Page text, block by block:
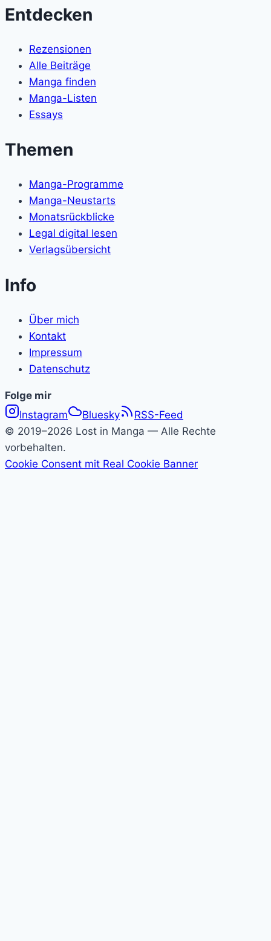
Entdecken
Rezensionen
Alle Beiträge
Manga finden
Manga-Listen
Essays
Themen
Manga-Programme
Manga-Neustarts
Monatsrückblicke
Legal digital lesen
Verlagsübersicht
Info
Über mich
Kontakt
Impressum
Datenschutz
Folge
Lost
in
Manga
Folge mir
Instagram
Bluesky
RSS-Feed
© 2019–2026 Lost in Manga — Alle Rechte
vorbehalten.
Cookie Consent mit Real Cookie Banner